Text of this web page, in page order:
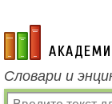
academic.ru
Словари и